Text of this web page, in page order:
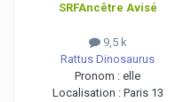
SRFAncêtre Avisé
9,5 k
Rattus Dinosaurus
Pronom : elle
Localisation : Paris 13